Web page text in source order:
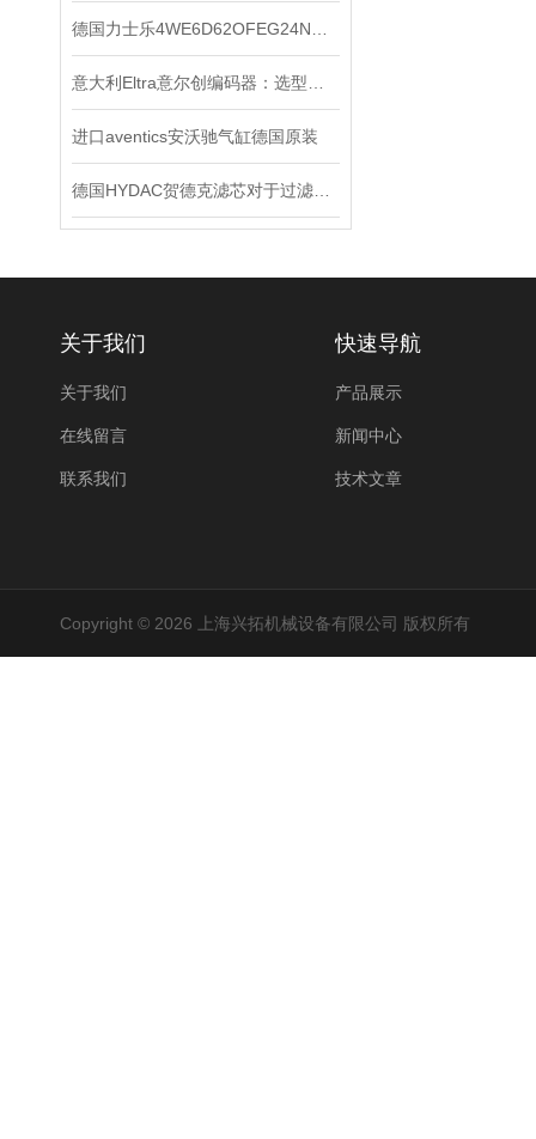
进口aventics安沃驰气缸德国原装
关于我们
关于我们
在线留言
联系我们
快速导航
产品展示
新闻中心
技术文章
Copyright © 2026 上海兴拓机械设备有限公司 版权所有